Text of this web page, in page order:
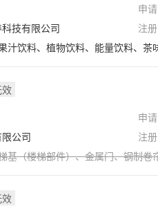
技有限公司
申请
注册
饮料、植物饮料、能量饮料、茶味非
公司
申请
注册
基（楼梯部件）、金属门、钢制卷